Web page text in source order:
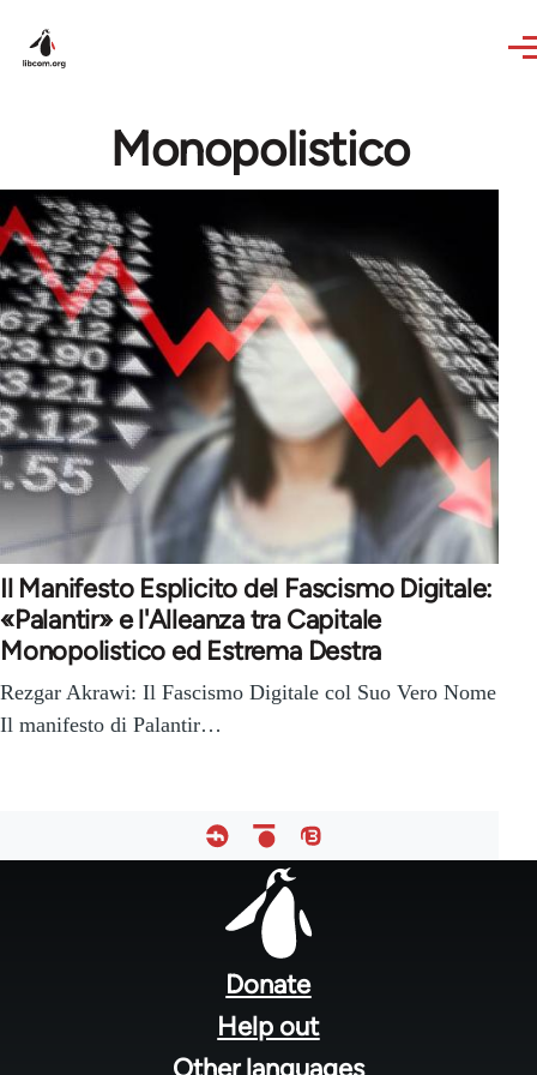
Monopolistico
Il Manifesto Esplicito del Fascismo Digitale:
«Palantir» e l'Alleanza tra Capitale
Monopolistico ed Estrema Destra
Rezgar Akrawi: Il Fascismo Digitale col Suo Vero Nome
Il manifesto di Palantir…
Donate
Help out
Other languages